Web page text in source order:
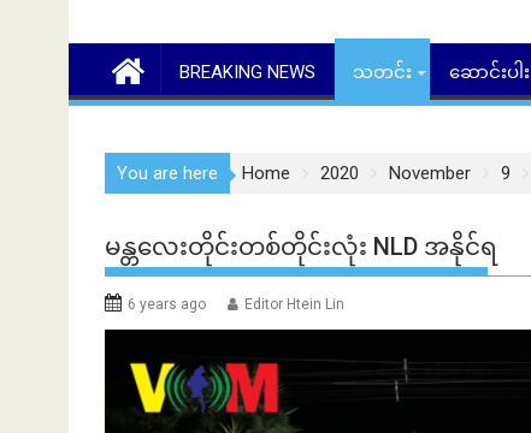
BREAKING NEWS သတင်း ဆောင်းပါး
You are here Home 2020 November 9
မန္တလေးတိုင်းတစ်တိုင်းလုံး NLD အနိုင်ရ
6 years ago Editor Htein Lin